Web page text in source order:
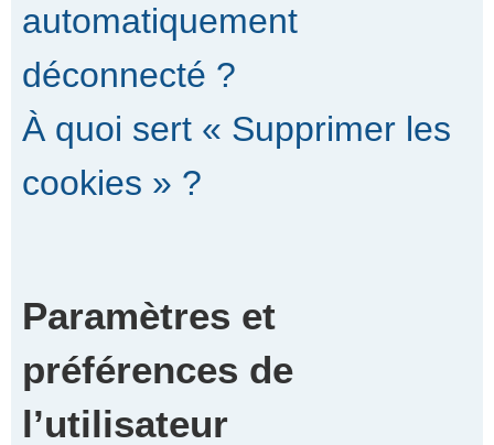
automatiquement
déconnecté ?
À quoi sert « Supprimer les
cookies » ?
Paramètres et
préférences de
l’utilisateur